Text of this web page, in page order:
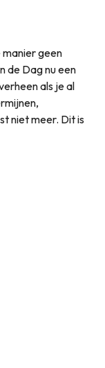
manier geen
de Dag nu een
als je al
niet meer. Dit is